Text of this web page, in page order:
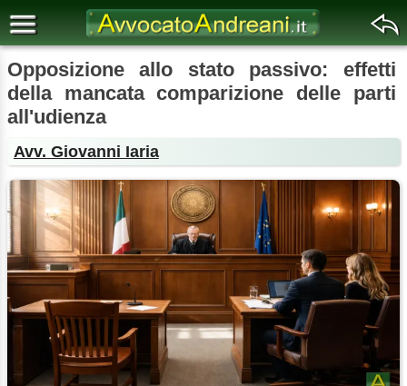
Opposizione allo stato passivo: effetti
della mancata comparizione delle parti
all'udienza
Avv. Giovanni Iaria